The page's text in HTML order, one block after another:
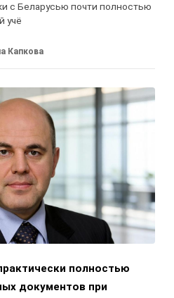
с Беларусью почти полностью
учё
Капкова
полностью
документов при